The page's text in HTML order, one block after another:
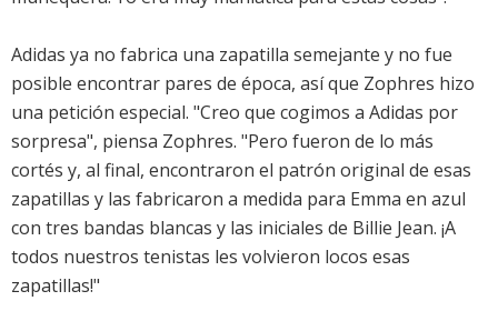
Adidas ya no fabrica una zapatilla semejante y no fue
posible encontrar pares de época, así que Zophres hizo
una petición especial. "Creo que cogimos a Adidas por
sorpresa", piensa Zophres. "Pero fueron de lo más
cortés y, al final, encontraron el patrón original de esas
zapatillas y las fabricaron a medida para Emma en azul
con tres bandas blancas y las iniciales de Billie Jean. ¡A
todos nuestros tenistas les volvieron locos esas
zapatillas!"